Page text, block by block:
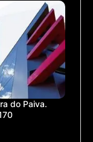
do Paiva.